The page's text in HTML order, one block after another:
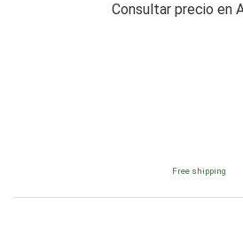
Consultar precio en
Free shipping